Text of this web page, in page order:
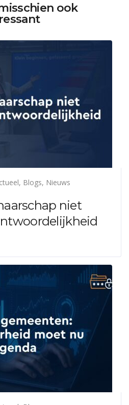
ook
, Blogs, Nieuws
niet